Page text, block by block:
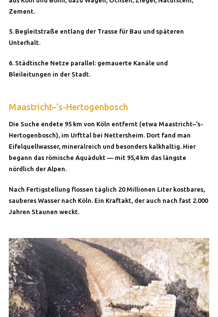
Zement.
5. Begleitstraße entlang der Trasse für Bau und späteren
Unterhalt.
6. Städtische Netze parallel: gemauerte Kanäle und
Bleileitungen in der Stadt.
Maastricht–’s-Hertogenbosch
Die Suche endete 95 km von Köln entfernt (etwa Maastricht–’s-
Hertogenbosch), im Urfttal bei Nettersheim. Dort fand man
Eifelquellwasser, mineralreich und besonders kalkhaltig. Hier
begann das römische Aquädukt — mit 95,4 km das längste
nördlich der Alpen.
Nach Fertigstellung flossen täglich 20 Millionen Liter kostbares,
sauberes Wasser nach Köln. Ein Kraftakt, der auch nach fast 2.000
Jahren Staunen weckt.